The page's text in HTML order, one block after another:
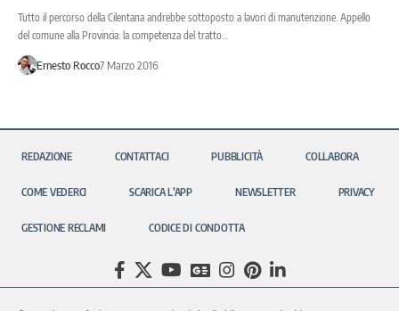
Tutto il percorso della Cilentana andrebbe sottoposto a lavori di manutenzione. Appello
del comune alla Provincia: la competenza del tratto…
Ernesto Rocco7 Marzo 2016
REDAZIONE CONTATTACI PUBBLICITÀ COLLABORA
COME VEDERCI SCARICA L’APP NEWSLETTER PRIVACY
GESTIONE RECLAMI CODICE DI CONDOTTA